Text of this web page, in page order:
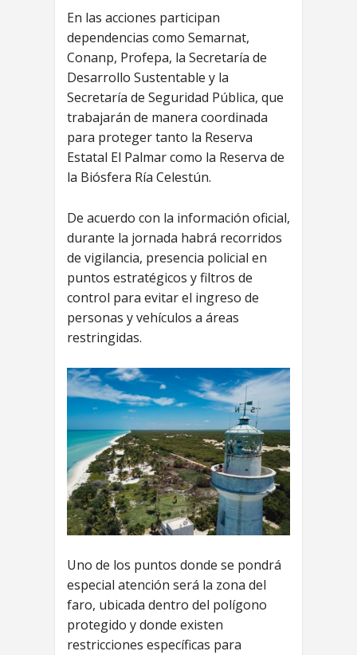
En las acciones participan
dependencias como Semarnat,
Conanp, Profepa, la Secretaría de
Desarrollo Sustentable y la
Secretaría de Seguridad Pública, que
trabajarán de manera coordinada
para proteger tanto la Reserva
Estatal El Palmar como la Reserva de
la Biósfera Ría Celestún.
De acuerdo con la información oficial,
durante la jornada habrá recorridos
de vigilancia, presencia policial en
puntos estratégicos y filtros de
control para evitar el ingreso de
personas y vehículos a áreas
restringidas.
Uno de los puntos donde se pondrá
especial atención será la zona del
faro, ubicada dentro del polígono
protegido y donde existen
restricciones específicas para